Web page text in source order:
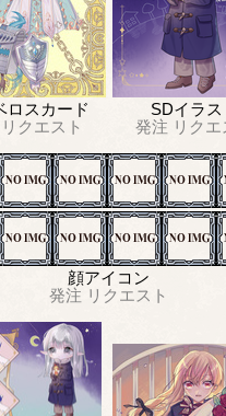
ロスカード
リクエスト
SDイラス
発注 リク
顔アイコン
発注 リクエスト